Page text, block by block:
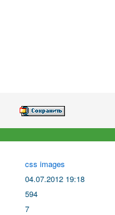
css images
04.07.2012 19:18
594
7